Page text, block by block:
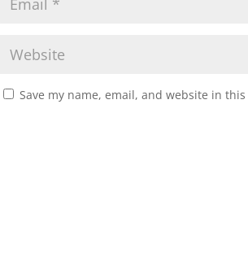
Save my name, email, and website in